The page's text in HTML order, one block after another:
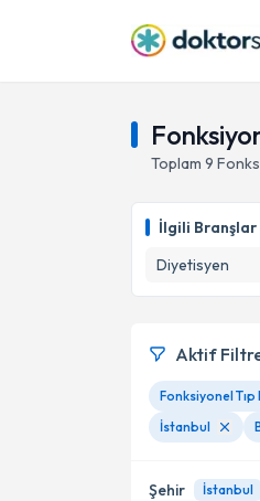
Toplam 9
İlgili Branşlar
Diyetisyen
Aktif
İstanbul
Şehir İstanbul